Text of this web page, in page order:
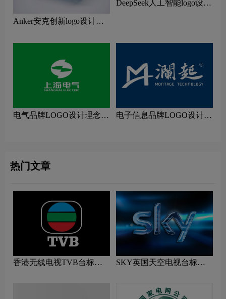
Anker安克创新logo设计含
DeepSeek人工智能logo设计
电气品牌LOGO设计理念解
电子信息品牌LOGO设计理
热门文章
香港无线电视TVB台标志
SKY英国天空电视台标志